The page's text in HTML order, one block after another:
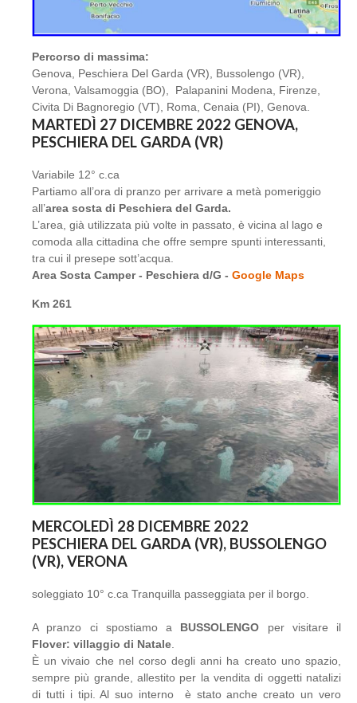
Percorso di massima:
Genova, Peschiera Del Garda (VR), Bussolengo (VR),
Verona, Valsamoggia (BO), Palapanini Modena, Firenze,
Civita Di Bagnoregio (VT), Roma, Cenaia (PI), Genova.
MARTEDÌ 27 DICEMBRE 2022 GENOVA,
PESCHIERA DEL GARDA (VR)
Variabile 12° c.ca
Partiamo all’ora di pranzo per arrivare a metà pomeriggio
all’area sosta di Peschiera del Garda.
L’area, già utilizzata più volte in passato, è vicina al lago e
comoda alla cittadina che offre sempre spunti interessanti,
tra cui il presepe sott’acqua.
Area Sosta Camper - Peschiera d/G - Google Maps
Km 261
MERCOLEDÌ 28 DICEMBRE 2022
PESCHIERA DEL GARDA (VR), BUSSOLENGO
(VR), VERONA
soleggiato 10° c.ca Tranquilla passeggiata per il borgo.
A pranzo ci spostiamo a BUSSOLENGO per visitare il
Flover: villaggio di Natale
È un vivaio che nel corso degli anni ha creato uno spazio,
sempre più grande, allestito per la vendita di oggetti natalizi
di tutti i tipi. Al suo interno è stato anche creato un vero